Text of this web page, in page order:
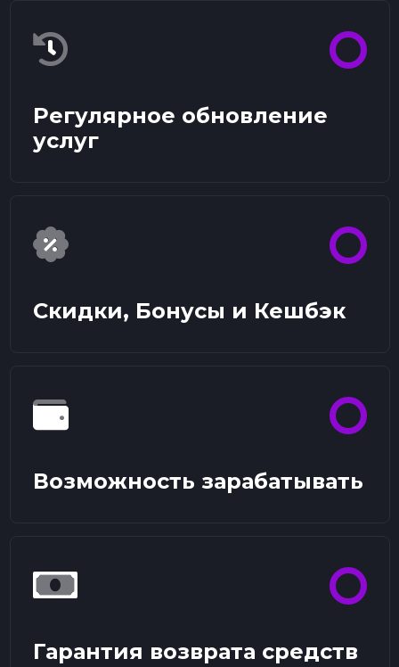
Регулярное обновление
услуг
Скидки, Бонусы и Кешбэк
Возможность зарабатывать
Гарантия возврата средств